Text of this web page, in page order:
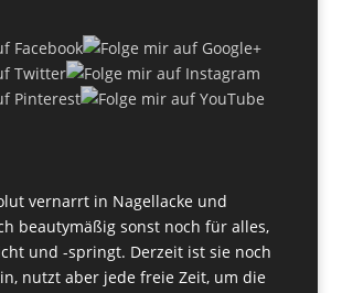
vernarrt in Nagellacke und
beautymäßig sonst noch für alles,
und -springt. Derzeit ist sie noch
nutzt aber jede freie Zeit, um die